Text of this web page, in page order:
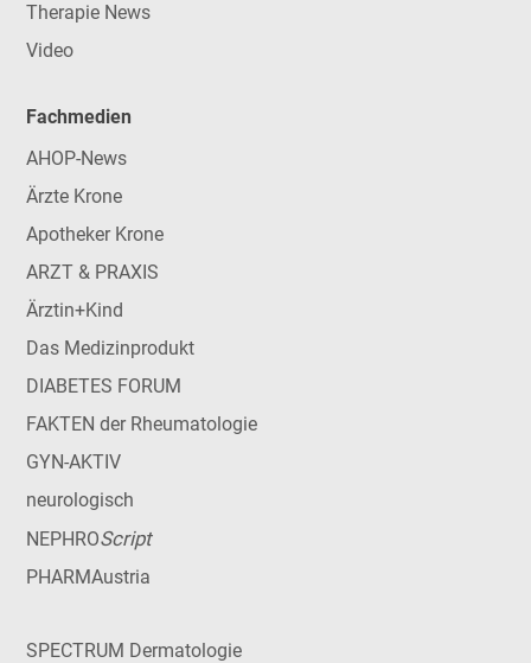
Therapie News
Video
Fachmedien
AHOP-News
Ärzte Krone
Apotheker Krone
ARZT & PRAXIS
Ärztin+Kind
Das Medizinprodukt
DIABETES FORUM
FAKTEN der Rheumatologie
GYN-AKTIV
neurologisch
NEPHROScript
PHARMAustria
SPECTRUM Dermatologie